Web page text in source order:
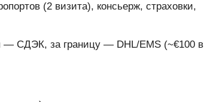
(2 визита), консьерж, страховки,
— СДЭК, за границу — DHL/EMS (~€100 в